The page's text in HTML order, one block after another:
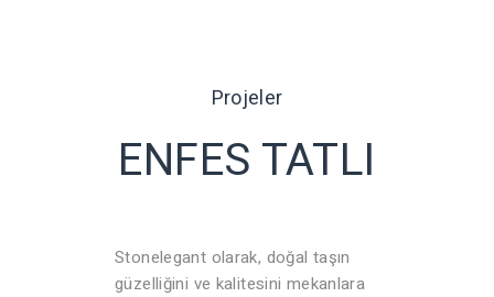
Projeler
ENFES TATLI
Stonelegant olarak, doğal taşın
güzelliğini ve kalitesini mekanlara